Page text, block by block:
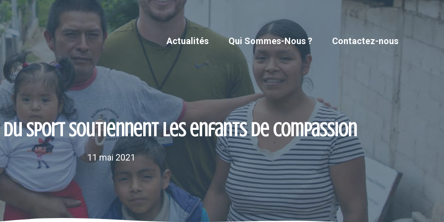
Actualités Qui Sommes-Nous ? Contactez-nous
du sport soutiennent les enfants de compassion
11 mai 2021